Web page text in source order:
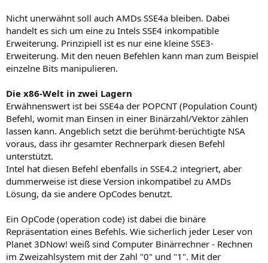
Nicht unerwähnt soll auch AMDs SSE4a bleiben. Dabei
handelt es sich um eine zu Intels SSE4 inkompatible
Erweiterung. Prinzipiell ist es nur eine kleine SSE3-
Erweiterung. Mit den neuen Befehlen kann man zum Beispiel
einzelne Bits manipulieren.
Die x86-Welt in zwei Lagern
Erwähnenswert ist bei SSE4a der POPCNT (Population Count)
Befehl, womit man Einsen in einer Binärzahl/Vektor zählen
lassen kann. Angeblich setzt die berühmt-berüchtigte NSA
voraus, dass ihr gesamter Rechnerpark diesen Befehl
unterstützt.
Intel hat diesen Befehl ebenfalls in SSE4.2 integriert, aber
dummerweise ist diese Version inkompatibel zu AMDs
Lösung, da sie andere OpCodes benutzt.
Ein OpCode (operation code) ist dabei die binäre
Repräsentation eines Befehls. Wie sicherlich jeder Leser von
Planet 3DNow! weiß sind Computer Binärrechner - Rechnen
im Zweizahlsystem mit der Zahl "0" und "1". Mit der